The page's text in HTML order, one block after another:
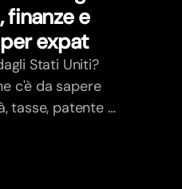
finanze e
expat
Stati Uniti?
c'è da sapere
tasse, patente e
in Francia con